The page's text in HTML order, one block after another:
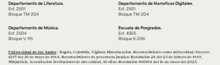
Departamento de Literatura.
Ext. 2501
Bloque TM-204
Departamento de Narrativas Digitales.
Ext. 2501
Bloque TM-204
Departamento de Música.
Ext. 2504
Bloque V-115
Escuela de Posgrados.
Ext. 4925
Bloque K-206
Universidad de los Andes| Bogotá, Colombia. Vigilada Mineducación. Reconocimiento como universidad: Decreto
1297 del 30 de mayo de 1964. Reconocimiento de personería jurídica: Resolución 28 del 23 de febrero de 1949,
Minjusticia. Acreditación institucional de alta calidad, 10 años: Resolución 000194 del 16 de enero del 2025.